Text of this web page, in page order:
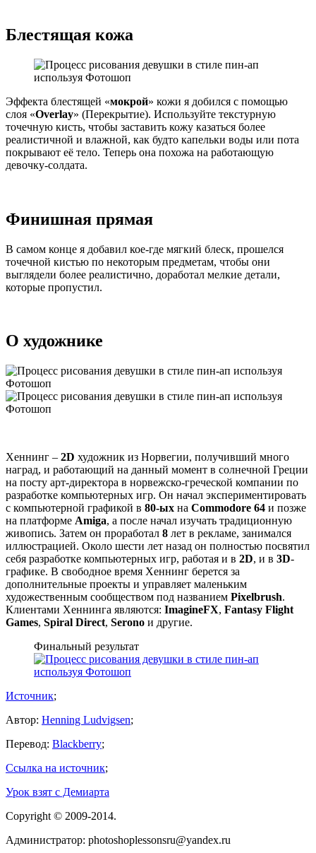
Блестящая кожа
Эффекта блестящей «мокрой» кожи я добился с помощью
слоя «Overlay» (Перекрытие). Используйте текстурную
точечную кисть, чтобы заставить кожу казаться более
реалистичной и влажной, как будто капельки воды или пота
покрывают её тело. Теперь она похожа на работающую
девочку-солдата.
Финишная прямая
В самом конце я добавил кое-где мягкий блеск, прошелся
точечной кистью по некоторым предметам, чтобы они
выглядели более реалистично, доработал мелкие детали,
которые пропустил.
О художнике
Хеннинг – 2D художник из Норвегии, получивший много
наград, и работающий на данный момент в солнечной Греции
на посту арт-директора в норвежско-греческой компании по
разработке компьютерных игр. Он начал экспериментировать
с компьютерной графикой в 80-ых на Commodore 64 и позже
на платформе Amiga, а после начал изучать традиционную
живопись. Затем он проработал 8 лет в рекламе, занимался
иллюстрацией. Около шести лет назад он полностью посвятил
себя разработке компьютерных игр, работая и в 2D, и в 3D-
графике. В свободное время Хеннинг берется за
дополнительные проекты и управляет маленьким
художественным сообществом под названием Pixelbrush.
Клиентами Хеннинга являются: ImagineFX, Fantasy Flight
Games, Spiral Direct, Serono и другие.
Финальный результат
Источник;
Автор: Henning Ludvigsen;
Перевод: Blackberry;
Ссылка на источник;
Урок взят с Демиарта
Сopyright © 2009-2014.
Администратор: photoshoplessonsru@yandex.ru